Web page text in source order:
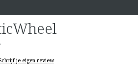
je eigen review